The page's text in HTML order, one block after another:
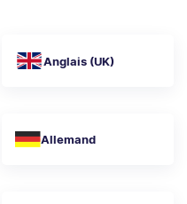
Anglais (UK)
Allemand